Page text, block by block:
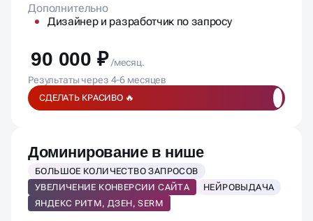
Дополнительно
Дизайнер и разработчик по запросу
90 000 ₽ /месяц.
Результаты через 4-6 месяцев
СДЕЛАТЬ КРАСИВО 🔥
Доминирование в нише
БОЛЬШОЕ КОЛИЧЕСТВО ЗАПРОСОВ
УВЕЛИЧЕНИЕ КОНВЕРСИИ САЙТА
НЕЙРОВЫДАЧА
ЯНДЕКС РИТМ, ДЗЕН, SERM